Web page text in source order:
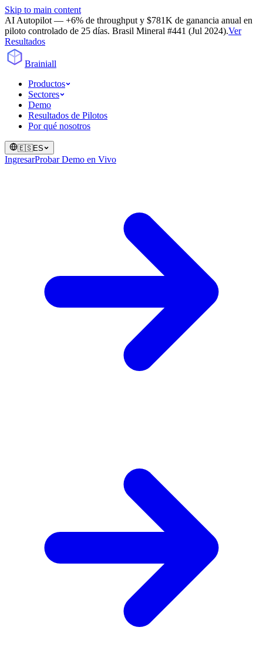
Skip to main content
AI Autopilot — +6% de throughput y $781K de ganancia anual en
piloto controlado de 25 días. Brasil Mineral #441 (Jul 2024).Ver
Resultados
Brainiall
Productos
Sectores
Demo
Resultados de Pilotos
Por qué nosotros
🇪🇸ES
IngresarProbar Demo en Vivo